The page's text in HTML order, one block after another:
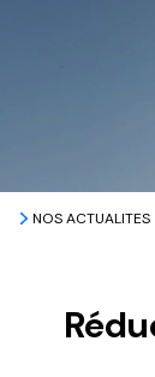
NOS ACTUALITES